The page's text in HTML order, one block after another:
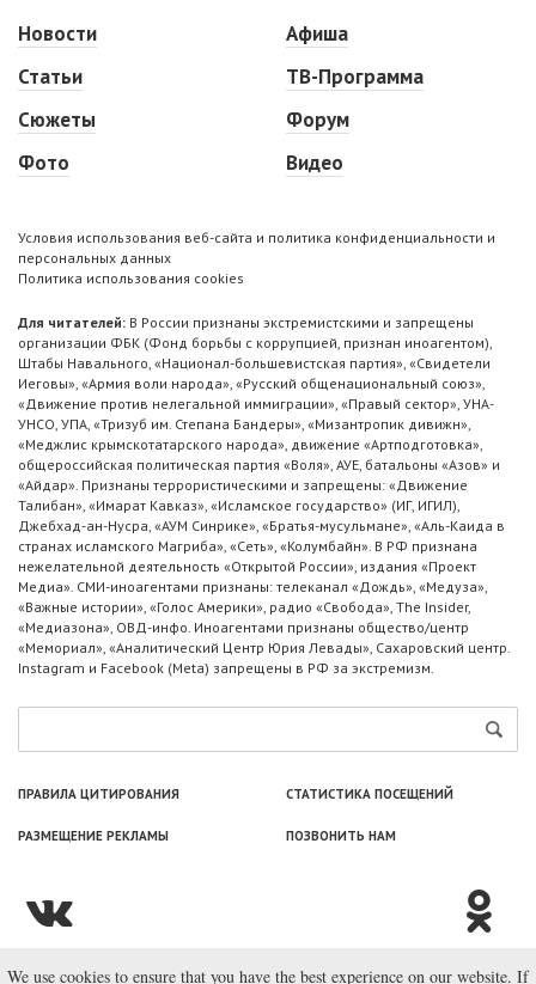
Новости
Статьи
Сюжеты
Фото
Афиша
ТВ-Программа
Форум
Видео
Условия использования веб-сайта и политика конфиденциальности и
персональных данных
Политика использования cookies
Для читателей: В России признаны экстремистскими и запрещены
организации ФБК (Фонд борьбы с коррупцией, признан иноагентом),
Штабы Навального, «Национал-большевистская партия», «Свидетели
Иеговы», «Армия воли народа», «Русский общенациональный союз»,
«Движение против нелегальной иммиграции», «Правый сектор», УНА-
УНСО, УПА, «Тризуб им. Степана Бандеры», «Мизантропик дивижн»,
«Меджлис крымскотатарского народа», движение «Артподготовка»,
общероссийская политическая партия «Воля», АУЕ, батальоны «Азов» и
«Айдар». Признаны террористическими и запрещены: «Движение
Талибан», «Имарат Кавказ», «Исламское государство» (ИГ, ИГИЛ),
Джебхад-ан-Нусра, «АУМ Синрике», «Братья-мусульмане», «Аль-Каида в
странах исламского Магриба», «Сеть», «Колумбайн». В РФ признана
нежелательной деятельность «Открытой России», издания «Проект
Медиа». СМИ-иноагентами признаны: телеканал «Дождь», «Медуза»,
«Важные истории», «Голос Америки», радио «Свобода», The Insider,
«Медиазона», ОВД-инфо. Иноагентами признаны общество/центр
«Мемориал», «Аналитический Центр Юрия Левады», Сахаровский центр.
Instagram и Facebook (Metа) запрещены в РФ за экстремизм.
ПРАВИЛА ЦИТИРОВАНИЯ СТАТИСТИКА ПОСЕЩЕНИЙ
РАЗМЕЩЕНИЕ РЕКЛАМЫ ПОЗВОНИТЬ НАМ
© ООО «Лаборатория Новоcтей», 2003—2026.
We use cookies to ensure that you have the best experience on our website. If